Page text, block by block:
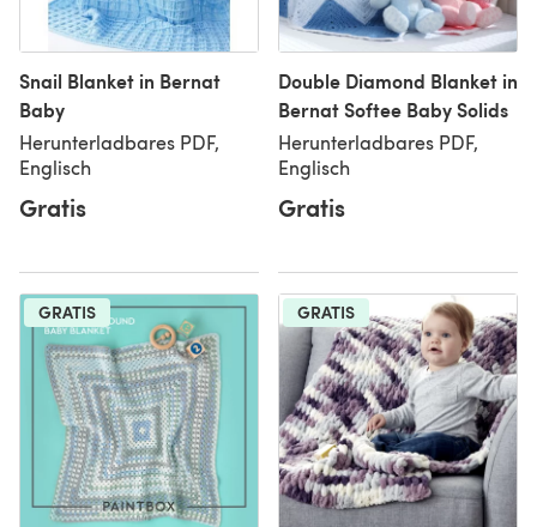
Snail Blanket in Bernat
Baby
Herunterladbares PDF,
Englisch
Gratis
Double Diamond Blanket in
Bernat Softee Baby Solids
Herunterladbares PDF,
Englisch
Gratis
GRATIS GRATIS